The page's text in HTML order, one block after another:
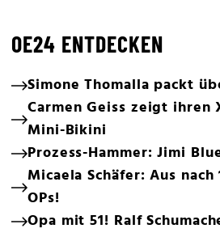
OE24 ENTDECKEN
Simone Thomalla packt
Carmen Geiss zeigt ihren
Mini-Bikini
Prozess-Hammer: Jimi
Micaela Schäfer: Aus nach
OPs!
Opa mit 51! Ralf